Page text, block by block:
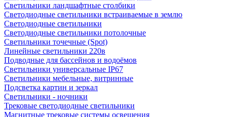
Светильники ландшафтные столбики
Светодиодные светильники встраиваемые в землю
Светодиодные светильники
Светодиодные светильники потолочные
Светильники точечные (Spot)
Линейные светильники 220в
Подводные для бассейнов и водоёмов
Светильники универсальные IP67
Светильники мебельные, витринные
Подсветка картин и зеркал
Светильники - ночники
Трековые светодиодные светильники
Магнитные трековые системы освещения